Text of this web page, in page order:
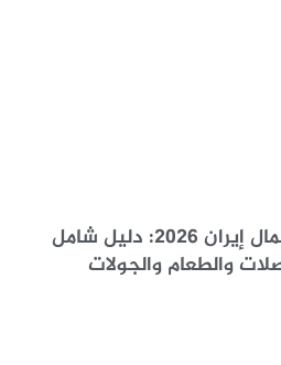
تكلفة السفر إلى شمال إيران 2026: دليل شامل
والطعام والجولات